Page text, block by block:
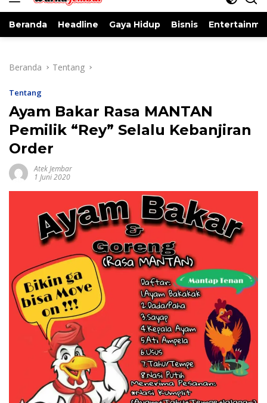
Beranda Headline Gaya Hidup Bisnis
Beranda Tentang
Tentang
Ayam Bakar Rasa MANTAN
Pemilik “Rey” Selalu Kebanjiran
Order
Atek Jembar
1 Juni 2020